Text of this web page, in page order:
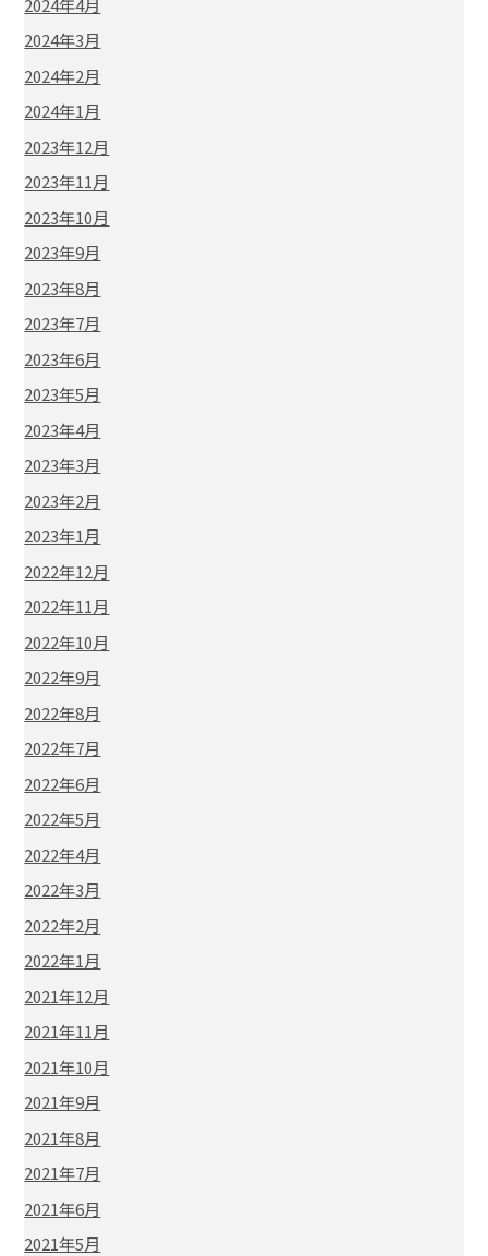
2024年3月
2024年2月
2024年1月
2023年12月
2023年11月
2023年10月
2023年9月
2023年8月
2023年7月
2023年6月
2023年5月
2023年4月
2023年3月
2023年2月
2023年1月
2022年12月
2022年11月
2022年10月
2022年9月
2022年8月
2022年7月
2022年6月
2022年5月
2022年4月
2022年3月
2022年2月
2022年1月
2021年12月
2021年11月
2021年10月
2021年9月
2021年8月
2021年7月
2021年6月
2021年5月